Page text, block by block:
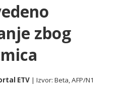
zbog
ETV | Izvor:Beta, AFP/N1